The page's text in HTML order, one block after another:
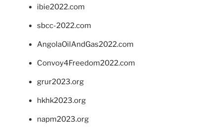
ibie2022.com
sbcc-2022.com
AngolaOilAndGas2022.com
Convoy4Freedom2022.com
grur2023.org
hkhk2023.org
napm2023.org